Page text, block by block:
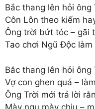
Bắc thang lên hỏi ông
Côn Lôn theo kiếm
Ông trời bứt tóc – gãi
Tao chơi Ngũ Độc
Bắc thang lên hỏi ông
Vợ con ghen quá –
Ông Trời mới trả lời
Mày ngu mày chịu –